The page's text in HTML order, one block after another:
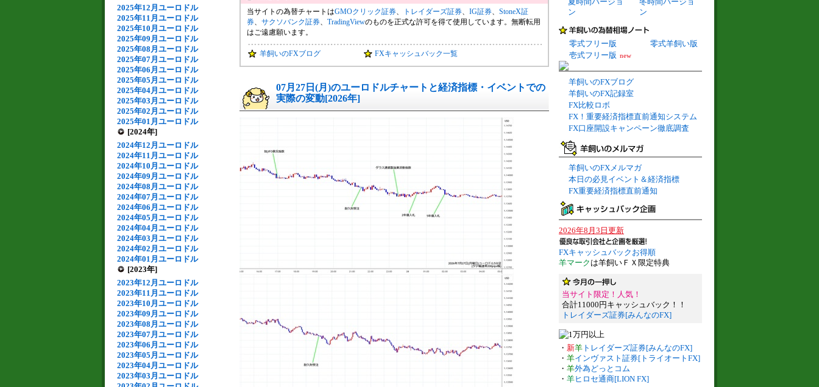
2025年12月ユーロドル
2025年11月ユーロドル
2025年10月ユーロドル
2025年09月ユーロドル
2025年08月ユーロドル
2025年07月ユーロドル
2025年06月ユーロドル
2025年05月ユーロドル
2025年04月ユーロドル
2025年03月ユーロドル
2025年02月ユーロドル
2025年01月ユーロドル
[2024年]
2024年12月ユーロドル
2024年11月ユーロドル
2024年10月ユーロドル
2024年09月ユーロドル
2024年08月ユーロドル
2024年07月ユーロドル
2024年06月ユーロドル
2024年05月ユーロドル
2024年04月ユーロドル
2024年03月ユーロドル
2024年02月ユーロドル
2024年01月ユーロドル
[2023年]
2023年12月ユーロドル
2023年11月ユーロドル
2023年10月ユーロドル
2023年09月ユーロドル
2023年08月ユーロドル
2023年07月ユーロドル
2023年06月ユーロドル
2023年05月ユーロドル
2023年04月ユーロドル
2023年03月ユーロドル
当サイトの為替チャートはGMOクリック証券、 トレイダーズ証券、 IG証券、 StoneX証
券、 サクソバンク証券、 TradingViewのものを正式な許可を得て使用しています。無断転用
はご遠慮願います。
羊飼いのFXブログ FXキャッシュバック一覧
07月27日(月)のユーロドルチャートと経済指標・イベントでの
実際の変動[2026年]
ン
ン
零式フリー版
零式羊飼い版
壱式フリー版 new
羊飼いのFXブログ
羊飼いのFX記録室
FX比較ロボ
FX！重要経済指標直前通知システム
FX口座開設キャンペーン徹底調査
羊飼いのFXメルマガ
本日の必見イベント＆経済指標
FX重要経済指標直前通知
2026年8月3日更新
FXキャッシュバックお得順
羊マーク は羊飼いＦＸ限定特典
当サイト限定！人気！
合計11000円キャッシュバック！！
トレイダーズ証券[みんなのFX]
・ 新羊 トレイダーズ証券[みんなのFX]
・ 羊インヴァスト証券[トライオートFX]
・ 羊外為どっとコム
・ 羊ヒロセ通商[LION FX]